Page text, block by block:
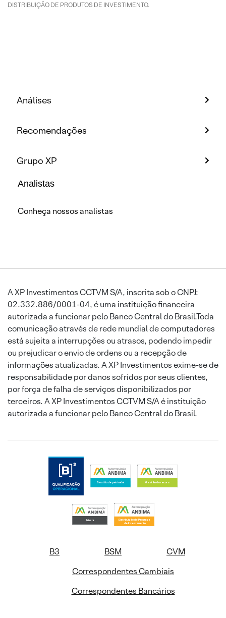
DISTRIBUIÇÃO DE PRODUTOS DE INVESTIMENTO.
Análises
Recomendações
Grupo XP
Analistas
Conheça nossos analistas
A XP Investimentos CCTVM S/A, inscrita sob o CNPJ:
02.332.886/0001-04, é uma instituição financeira
autorizada a funcionar pelo Banco Central do Brasil.Toda
comunicação através de rede mundial de computadores
está sujeita a interrupções ou atrasos, podendo impedir
ou prejudicar o envio de ordens ou a recepção de
informações atualizadas. A XP Investimentos exime-se de
responsabilidade por danos sofridos por seus clientes,
por força de falha de serviços disponibilizados por
terceiros. A XP Investimentos CCTVM S/A é instituição
autorizada a funcionar pelo Banco Central do Brasil.
B3 BSM
CVM
Correspondentes Cambiais
Correspondentes Bancários